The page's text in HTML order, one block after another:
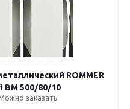
ROMMER
BM 500/80/10
заказать